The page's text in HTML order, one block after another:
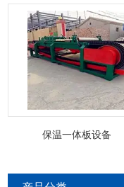
保温一体板设备